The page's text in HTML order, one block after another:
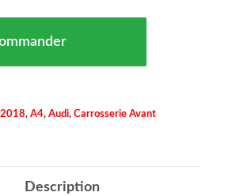
, A4, Audi, Carrosserie Avant
Description